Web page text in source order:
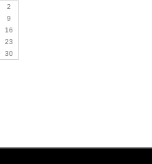
2
9
16
23
30